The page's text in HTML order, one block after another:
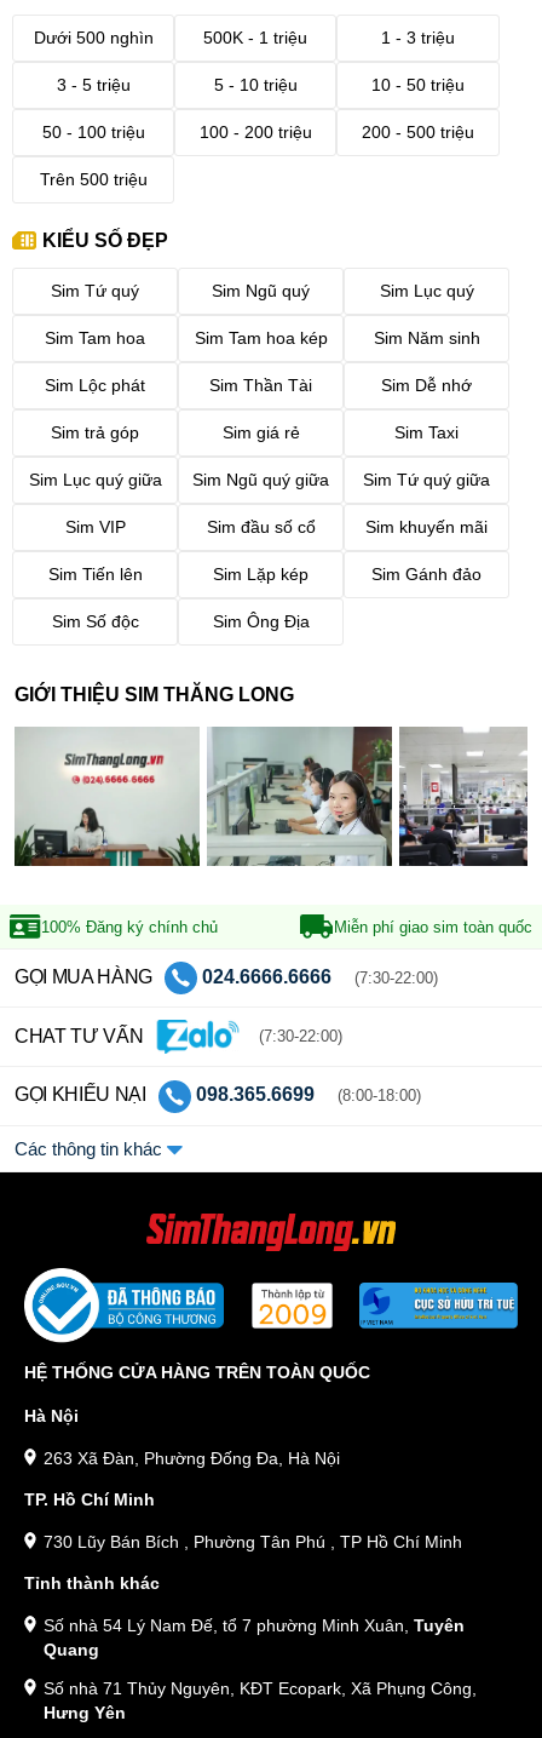
Dưới 500 nghìn 500K - 1 triệu 1 - 3 triệu
3 - 5 triệu 5 - 10 triệu 10 - 50 triệu
50 - 100 triệu 100 - 200 triệu 200 - 500 triệu
Trên 500 triệu
KIỂU SỐ ĐẸP
Sim Tứ quý Sim Ngũ quý Sim Lục quý
Sim Tam hoa Sim Tam hoa kép Sim Năm sinh
Sim Lộc phát Sim Thần Tài Sim Dễ nhớ
Sim trả góp Sim giá rẻ Sim Taxi
Sim Lục quý giữa Sim Ngũ quý giữa Sim Tứ quý giữa
Sim VIP Sim đầu số cổ Sim khuyến mãi
Sim Tiến lên Sim Lặp kép Sim Gánh đảo
Sim Số độc Sim Ông Địa
GIỚI THIỆU SIM THĂNG LONG
100% Đăng ký chính chủ Miễn phí giao sim toàn quốc
GỌI MUA HÀNG 024.6666.6666 (7:30-22:00)
CHAT TƯ VẤN (7:30-22:00)
GỌI KHIẾU NẠI 098.365.6699 (8:00-18:00)
Các thông tin khác
HỆ THỐNG CỬA HÀNG TRÊN TOÀN QUỐC
Hà Nội
263 Xã Đàn, Phường Đống Đa, Hà Nội
TP. Hồ Chí Minh
730 Lũy Bán Bích , Phường Tân Phú , TP Hồ Chí Minh
Tỉnh thành khác
Số nhà 54 Lý Nam Đế, tổ 7 phường Minh Xuân, Tuyên
Quang
Số nhà 71 Thủy Nguyên, KĐT Ecopark, Xã Phụng Công,
Hưng Yên